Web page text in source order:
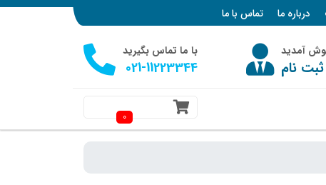
درباره ما تماس با ما
آمدید
ثبت نام
با ما تماس بگیرید
021-11223344
0